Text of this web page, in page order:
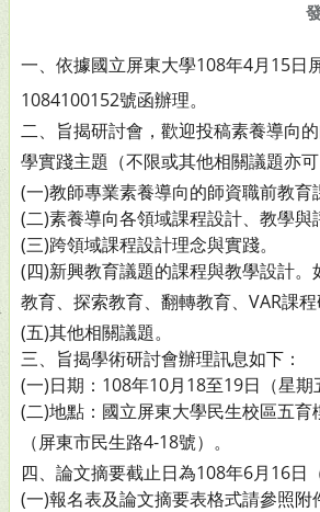
一、依據國立屏東大學108年4月15日
1084100152號函辦理。
二、旨揭研討會，歡迎投稿素養導向
學實踐主題（不限或其他相關議題亦可
(一)教師專業素養導向的師資職前教育
(二)素養導向各領域課程設計、教學與
(三)跨領域課程設計理念與實踐。
(四)新興教育議題的課程與教學設計。
教育、探索教育、翻轉教育、VAR課程
(五)其他相關議題。
三、旨揭學術研討會辦理訊息如下：
(一)日期：108年10月18至19日（星期
(二)地點：國立屏東大學民生校區五育
（屏東市民生路4-18號）。
四、論文摘要截止日為108年6月16日
(一)報名表及論文摘要表格式請參照附